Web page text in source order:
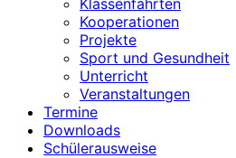
Klassenfahrten
Kooperationen
Projekte
Sport und Gesundheit
Unterricht
Veranstaltungen
Termine
Downloads
Schülerausweise